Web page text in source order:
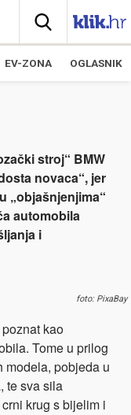
EV-ZONA OGLASNIK
stroj“ BMW
novaca“, jer
„objašnjenjima“
automobila
i
foto: PixaBay
kao
Tome u prilog
modela, pobjeda u
te sva sila
krug s bijelim i